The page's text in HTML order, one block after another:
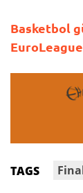
Basketbol
TAGS